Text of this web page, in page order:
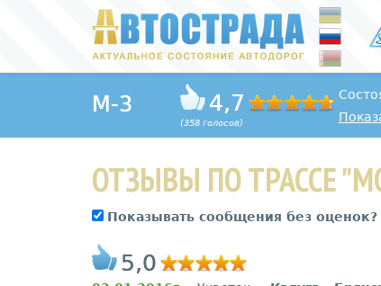
M-3 4,7
(358 голосов)
ОТЗЫВЫ ПО ТРАССЕ
Показывать сообщения без оценок?
5,0